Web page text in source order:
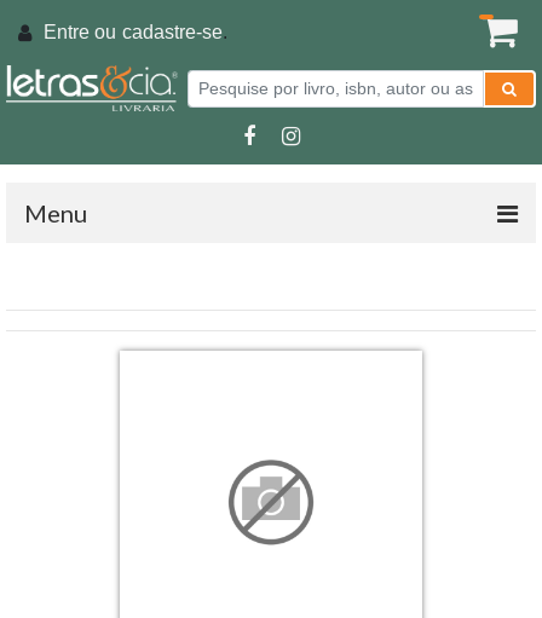
Entre ou cadastre-se.
Menu